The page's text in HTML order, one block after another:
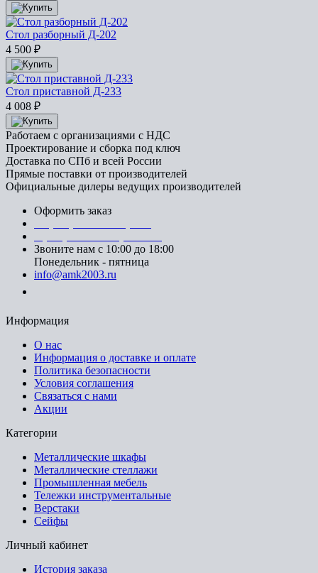
Стол разборный Д-202
4 500 ₽
Стол приставной Д-233
4 008 ₽
Работаем с организациями с НДС
Проектирование и сборка под ключ
Доставка по СПб и всей России
Прямые поставки от производителей
Официальные дилеры ведущих производителей
Оформить заказ
Звоните нам с 10:00 до 18:00
Понедельник - пятница
info@amk2003.ru
Информация
О нас
Информация о доставке и оплате
Политика безопасности
Условия соглашения
Связаться с нами
Акции
Категории
Металлические шкафы
Металлические стеллажи
Промышленная мебель
Тележки инструментальные
Верстаки
Сейфы
Личный кабинет
История заказа